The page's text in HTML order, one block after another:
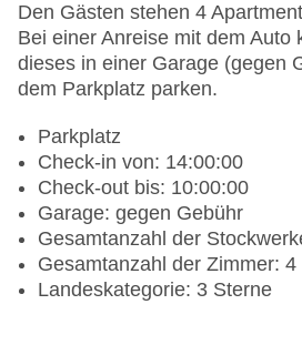
Den Gästen stehen 4
Bei einer Anreise mit dem Auto
dieses in einer Garage (gegen
dem Parkplatz parken.
Parkplatz
Check-in von: 14:00:00
Check-out bis: 10:00:00
Garage: gegen Gebühr
Gesamtanzahl der
Gesamtanzahl der Zimmer: 4
Landeskategorie: 3 Sterne